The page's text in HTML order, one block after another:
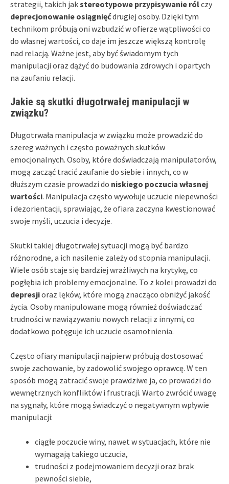
strategii, takich jakstereotypowe przypisywanie rólczy
deprecjonowanie osiągnięćdrugiej osoby. Dzięki tym
technikom próbują oni wzbudzić w ofierze wątpliwości co
do własnej wartości, co daje im jeszcze większą kontrolę
nad relacją. Ważne jest, aby być świadomym tych
manipulacji oraz dążyć do budowania zdrowych i opartych
na zaufaniu relacji.
Jakie są skutki długotrwałej manipulacji w
związku?
Długotrwała manipulacja w związku może prowadzić do
szereg ważnych i często poważnych skutków
emocjonalnych. Osoby, które doświadczają manipulatorów,
mogą zacząć tracić zaufanie do siebie i innych, co w
dłuższym czasie prowadzi do niskiego poczucia własnej
wartości. Manipulacja często wywołuje uczucie niepewności
i dezorientacji, sprawiając, że ofiara zaczyna kwestionować
swoje myśli, uczucia i decyzje.
Skutki takiej długotrwałej sytuacji mogą być bardzo
różnorodne, a ich nasilenie zależy od stopnia manipulacji.
Wiele osób staje się bardziej wrażliwych na krytykę, co
pogłębia ich problemy emocjonalne. To z kolei prowadzi do
depresjioraz lęków, które mogą znacząco obniżyć jakość
życia. Osoby manipulowane mogą również doświadczać
trudności w nawiązywaniu nowych relacji z innymi, co
dodatkowo potęguje ich uczucie osamotnienia.
Często ofiary manipulacji najpierw próbują dostosować
swoje zachowanie, by zadowolić swojego oprawcę. W ten
sposób mogą zatracić swoje prawdziwe ja, co prowadzi do
wewnętrznych konfliktów i frustracji. Warto zwrócić uwagę
na sygnały, które mogą świadczyć o negatywnym wpływie
manipulacji:
ciągłe poczucie winy, nawet w sytuacjach, które nie
wymagają takiego uczucia,
trudności z podejmowaniem decyzji oraz brak
pewności siebie,